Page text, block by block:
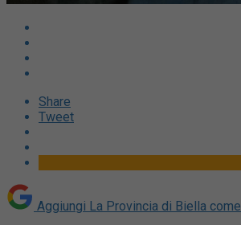
Share
Tweet
Aggiungi La Provincia di Biella come